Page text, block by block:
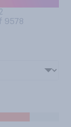
9578